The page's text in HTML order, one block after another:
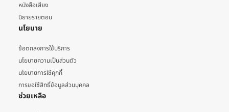
หนังสือเสียง
นิยายรายตอน
นโยบาย
ข้อตกลงการใช้บริการ
นโยบายความเป็นส่วนตัว
นโยบายการใช้คุกกี้
การขอใช้สิทธิ์ข้อมูลส่วนบุคคล
ช่วยเหลือ